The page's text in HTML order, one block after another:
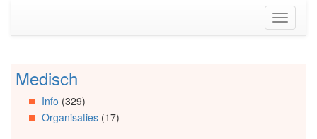
Toggle
Spring
Artikels
Spring
Medisch
Info (329)
Organisaties(17)